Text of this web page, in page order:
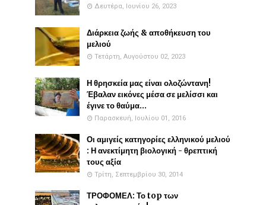
Δευτέρα, Ιουνίου 26, 2023
Διάρκεια ζωής & αποθήκευση του
μελιού
Τετάρτη, Αυγούστου 02, 2023
Η θρησκεία μας είναι ολοζώντανη!
Έβαλαν εικόνες μέσα σε μελίσσι και
έγινε το θαύμα...
Παρασκευή, Ιουλίου 01, 2016
Οι αμιγείς κατηγορίες ελληνικού μελιού
: Η ανεκτίμητη βιολογική - θρεπτική
τους αξία
Τρίτη, Σεπτεμβρίου 30, 2014
ΤΡΟΦΟΜΕΛ: Το top των